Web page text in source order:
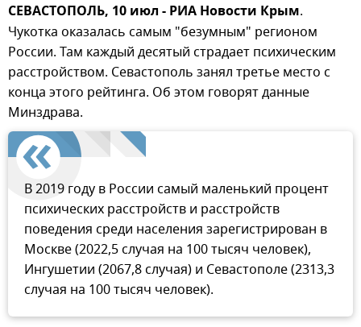
СЕВАСТОПОЛЬ, 10 июл - РИА Новости Крым.
Чукотка оказалась самым "безумным" регионом
России. Там каждый десятый страдает психическим
расстройством. Севастополь занял третье место с
конца этого рейтинга. Об этом говорят данные
Минздрава.
В 2019 году в России самый маленький процент
психических расстройств и расстройств
поведения среди населения зарегистрирован в
Москве (2022,5 случая на 100 тысяч человек),
Ингушетии (2067,8 случая) и Севастополе (2313,3
случая на 100 тысяч человек).